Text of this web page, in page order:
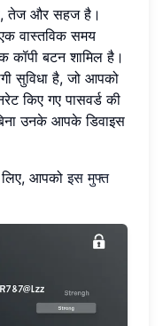
तेज और सहज है।
वास्तविक समय
कॉपी बटन शामिल है।
सुविधा है, जो आपको
किए गए पासवर्ड की
उनके आपके डिवाइस
लिए, आपकोइस मुफ्त